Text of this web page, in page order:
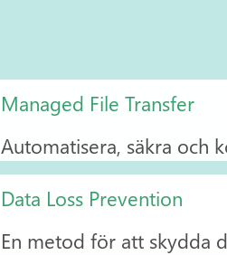
Managed File Transfer
Automatisera, säkra och
Data Loss Prevention
En metod för att skydda